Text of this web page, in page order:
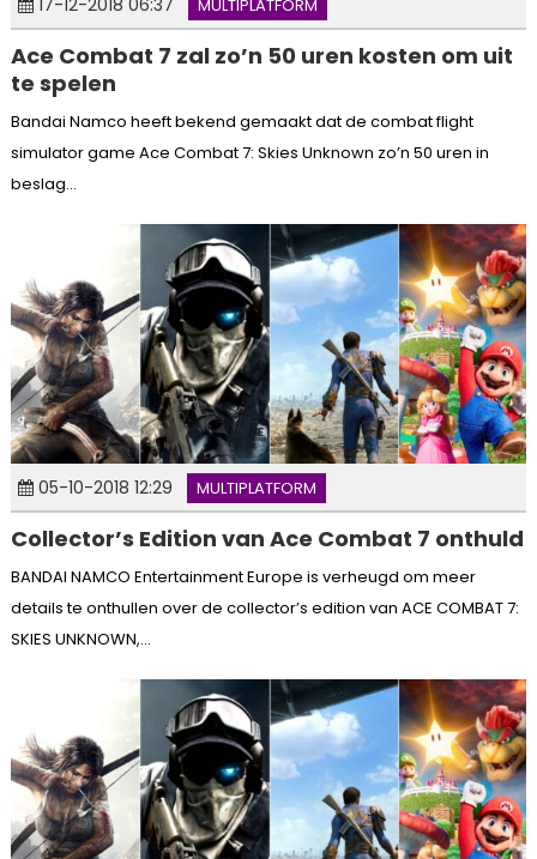
MULTIPLATFORM
Ace Combat 7 zal zo’n 50 uren kosten om uit
te spelen
Bandai Namco heeft bekend gemaakt dat de combat flight
simulator game Ace Combat 7: Skies Unknown zo’n 50 uren in
beslag...
05-10-2018 12:29 MULTIPLATFORM
Collector’s Edition van Ace Combat 7 onthuld
BANDAI NAMCO Entertainment Europe is verheugd om meer
details te onthullen over de collector’s edition van ACE COMBAT 7:
SKIES UNKNOWN,...